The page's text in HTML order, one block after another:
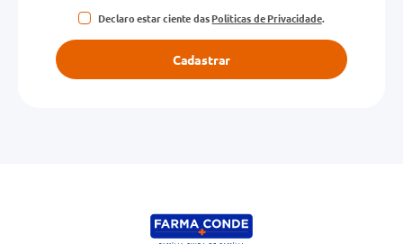
Declaro estar ciente dasPolíticas de Privacidade.
Cadastrar